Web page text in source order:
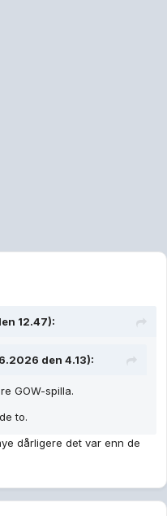
12.47):
den 4.13):
GOW-spilla.
to.
dårligere det var enn de